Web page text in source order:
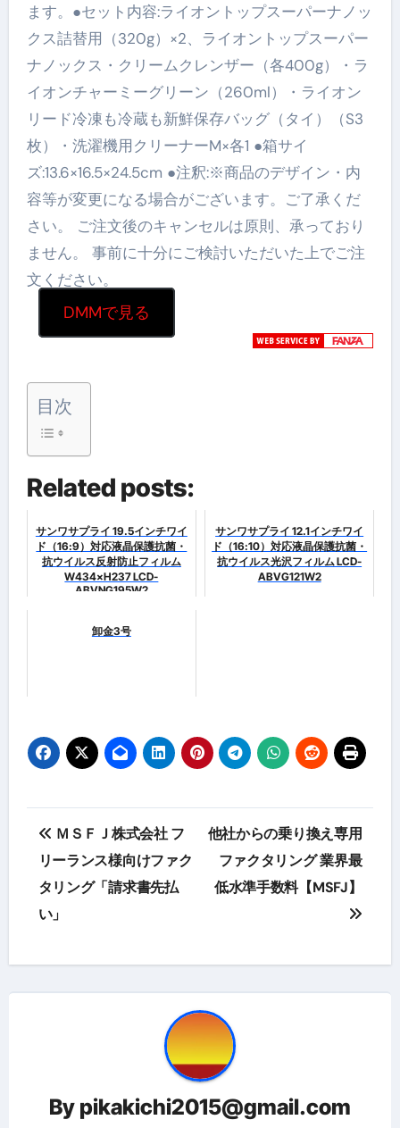
ます。●セット内容:ライオントップスーパーナノッ
クス詰替用（320g）×2、ライオントップスーパー
ナノックス・クリームクレンザー（各400g）・ラ
イオンチャーミーグリーン（260ml）・ライオン
リード冷凍も冷蔵も新鮮保存バッグ（タイ）（S3
枚）・洗濯機用クリーナーM×各1 ●箱サイ
ズ:13.6×16.5×24.5cm ●注釈:※商品のデザイン・内
容等が変更になる場合がございます。ご了承くだ
さい。 ご注文後のキャンセルは原則、承っており
ません。 事前に十分にご検討いただいた上でご注
文ください。
DMMで見る
目次
Related posts:
サンワサプライ 19.5インチワイ
ド（16:9）対応液晶保護抗菌・
抗ウイルス反射防止フィルム
W434×H237 LCD-
ABVNG195W2
サンワサプライ 12.1インチワイ
ド（16:10）対応液晶保護抗菌・
抗ウイルス光沢フィルム LCD-
ABVG121W2
卸金3号
投
稿
ナ
ゲ
ン
ＭＳＦＪ株式会社 フ
リーランス様向けファク
タリング「請求書先払
い」
他社からの乗り換え専用
ファクタリング 業界最
低水準手数料【MSFJ】
By pikakichi2015@gmail.com